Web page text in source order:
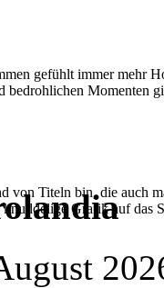
gefühlt immer mehr
bedrohlichen Momenten
von Titeln bin, die auch
Grafik auf das